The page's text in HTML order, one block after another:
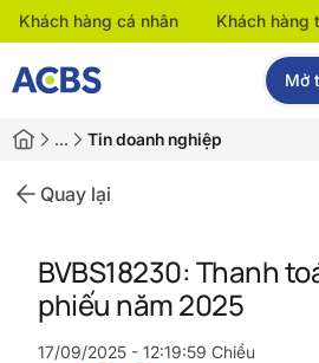
Khách hàng cá nhân Khách hàng
Mở
… Tin doanh nghiệp
Quay lại
BVBS18230: Thanh
phiếu năm 2025
17/09/2025 - 12:19:59 Chiều